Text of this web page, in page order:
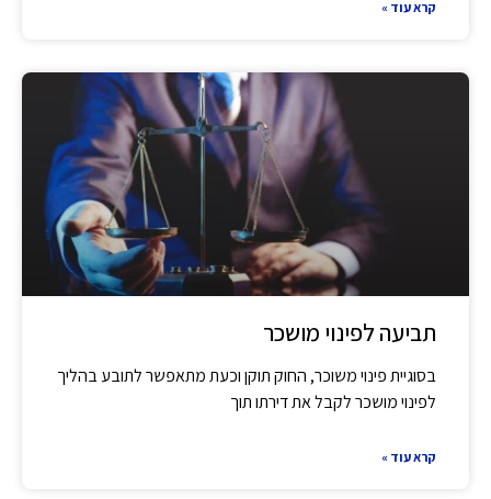
קרא עוד »
תביעה לפינוי מושכר
בסוגיית פינוי משוכר, החוק תוקן וכעת מתאפשר לתובע בהליך
לפינוי מושכר לקבל את דירתו תוך
קרא עוד »